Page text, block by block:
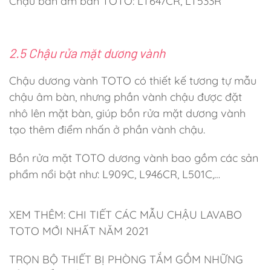
2.5 Chậu rửa mặt dương vành
Chậu dương vành TOTO có thiết kế tương tự mẫu
chậu âm bàn, nhưng phần vành chậu được đặt
nhô lên mặt bàn, giúp bồn rửa mặt dương vành
tạo thêm điểm nhấn ở phần vành chậu.
Bồn rửa mặt TOTO dương vành bao gồm các sản
phẩm nổi bật như: L909C, L946CR, L501C,…
XEM THÊM: CHI TIẾT CÁC MẪU CHẬU LAVABO
TOTO MỚI NHẤT NĂM 2021
TRỌN BỘ THIẾT BỊ PHÒNG TẮM GỒM NHỮNG